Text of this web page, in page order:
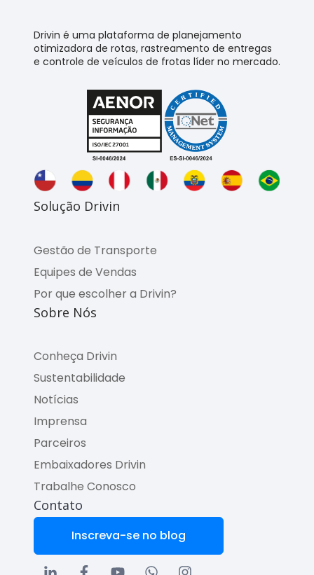
Drivin é uma plataforma de planejamento
otimizadora de rotas, rastreamento de entregas
e controle de veículos de frotas líder no mercado.
Solução Drivin
Gestão de Transporte
Equipes de Vendas
Por que escolher a Drivin?
Sobre Nós
Conheça Drivin
Sustentabilidade
Notícias
Imprensa
Parceiros
Embaixadores Drivin
Trabalhe Conosco
Contato
Inscreva-se no blog